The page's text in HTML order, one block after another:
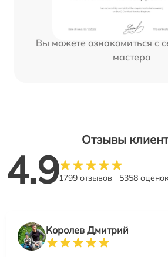
Вы можете ознакомиться с
мастера
Отзывы
4.91799 отзывов 5358
Королев Дмитрий